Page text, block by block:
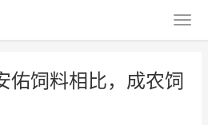
佑饲料相比，成农饲